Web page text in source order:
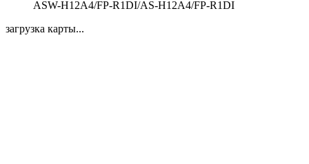
ASW-H12A4/FP-R1DI/AS-H12A4/FP-R1DI
загрузка карты...